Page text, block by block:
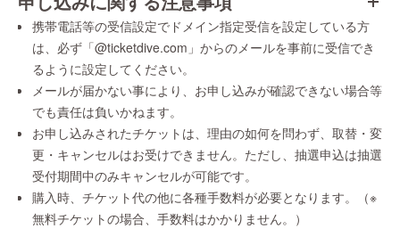
携帯電話等の受信設定でドメイン指定受信を設定している方
は、必ず「@ticketdive.com」からのメールを事前に受信でき
るように設定してください。
メールが届かない事により、お申し込みが確認できない場合等
でも責任は負いかねます。
お申し込みされたチケットは、理由の如何を問わず、取替・変
更・キャンセルはお受けできません。ただし、抽選申込は抽選
受付期間中のみキャンセルが可能です。
購入時、チケット代の他に各種手数料が必要となります。（※
無料チケットの場合、手数料はかかりません。）